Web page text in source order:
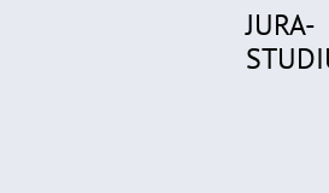
JURA-